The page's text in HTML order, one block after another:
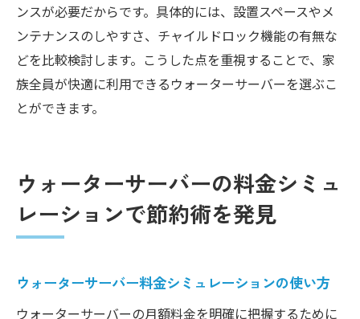
ンスが必要だからです。具体的には、設置スペースやメ
ンテナンスのしやすさ、チャイルドロック機能の有無な
どを比較検討します。こうした点を重視することで、家
族全員が快適に利用できるウォーターサーバーを選ぶこ
とができます。
ウォーターサーバーの料金シミュ
レーションで節約術を発見
ウォーターサーバー料金シミュレーションの使い方
ウォーターサーバーの月額料金を明確に把握するために